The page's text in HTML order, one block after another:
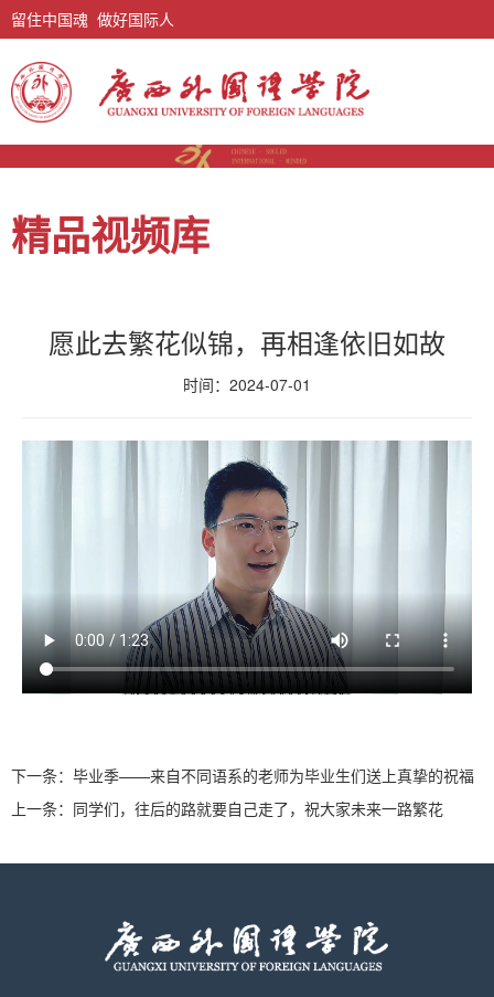
留住中国魂 做好国际人
精品视频库
愿此去繁花似锦，再相逢依旧如故
时间：2024-07-01
下一条： 毕业季——来自不同语系的老师为毕业生们送上真挚的祝福
上一条： 同学们，往后的路就要自己走了，祝大家未来一路繁花